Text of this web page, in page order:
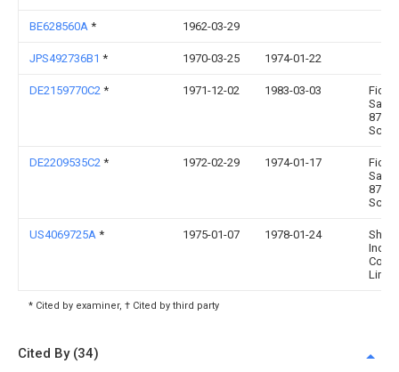
BE628560A * 1962-03-29
JPS492736B1 * 1970-03-25 1974-01-22
DE2159770C2 * 1971-12-02 1983-03-03
8720
DE2209535C2 * 1972-02-29 1974-01-17
8720
US4069725A * 1975-01-07 1978-01-24
* Cited by examiner, † Cited by third party
Cited By (34)